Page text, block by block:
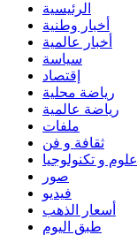
الرئيسية
أخبار وطنية
أخبار عالمية
سياسة
إقتصاد
رياضة محلية
رياضة عالمية
ملفات
ثقافة و فن
علوم و تكنولوجيا
صور
فيديو
أسعار الذهب
طبق اليوم